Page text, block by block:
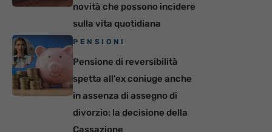
novità che possono incidere
sulla vita quotidiana
PENSIONI
Pensione di reversibilità
spetta all’ex coniuge anche
in assenza di assegno di
divorzio: la decisione della
Cassazione